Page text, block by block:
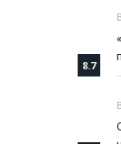
8.7